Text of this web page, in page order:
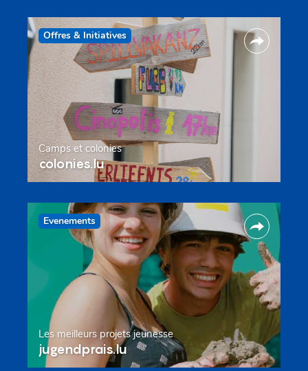
Offres & Initiatives
Camps et colonies
colonies.lu
Evenements
Les meilleurs projets jeunesse
jugendprais.lu